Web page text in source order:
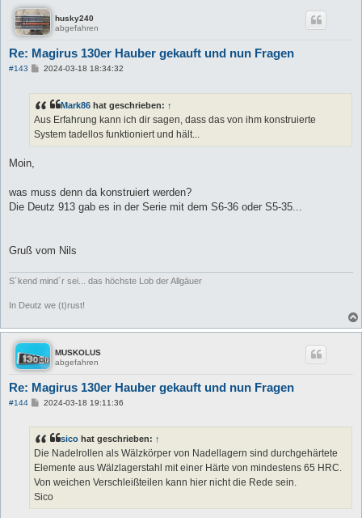
husky240
abgefahren
Re: Magirus 130er Hauber gekauft und nun Fragen
#143
B
r
a
g
2024-03-18 18:34:32
Mark86 hat geschrieben: ↑
Aus Erfahrung kann ich dir sagen, dass das von ihm konstruierte
System tadellos funktioniert und hält...
Moin,
was muss denn da konstruiert werden?
Die Deutz 913 gab es in der Serie mit dem S6-36 oder S5-35...
Gruß vom Nils
S´kend mind´r sei... das höchste Lob der Allgäuer
In Deutz we (t)rust!
MUSKOLUS
abgefahren
Re: Magirus 130er Hauber gekauft und nun Fragen
#144
B
r
a
2024-03-18 19:11:36
sico hat geschrieben: ↑
Die Nadelrollen als Wälzkörper von Nadellagern sind durchgehärtete
Elemente aus Wälzlagerstahl mit einer Härte von mindestens 65 HRC.
Von weichen Verschleißteilen kann hier nicht die Rede sein.
Sico